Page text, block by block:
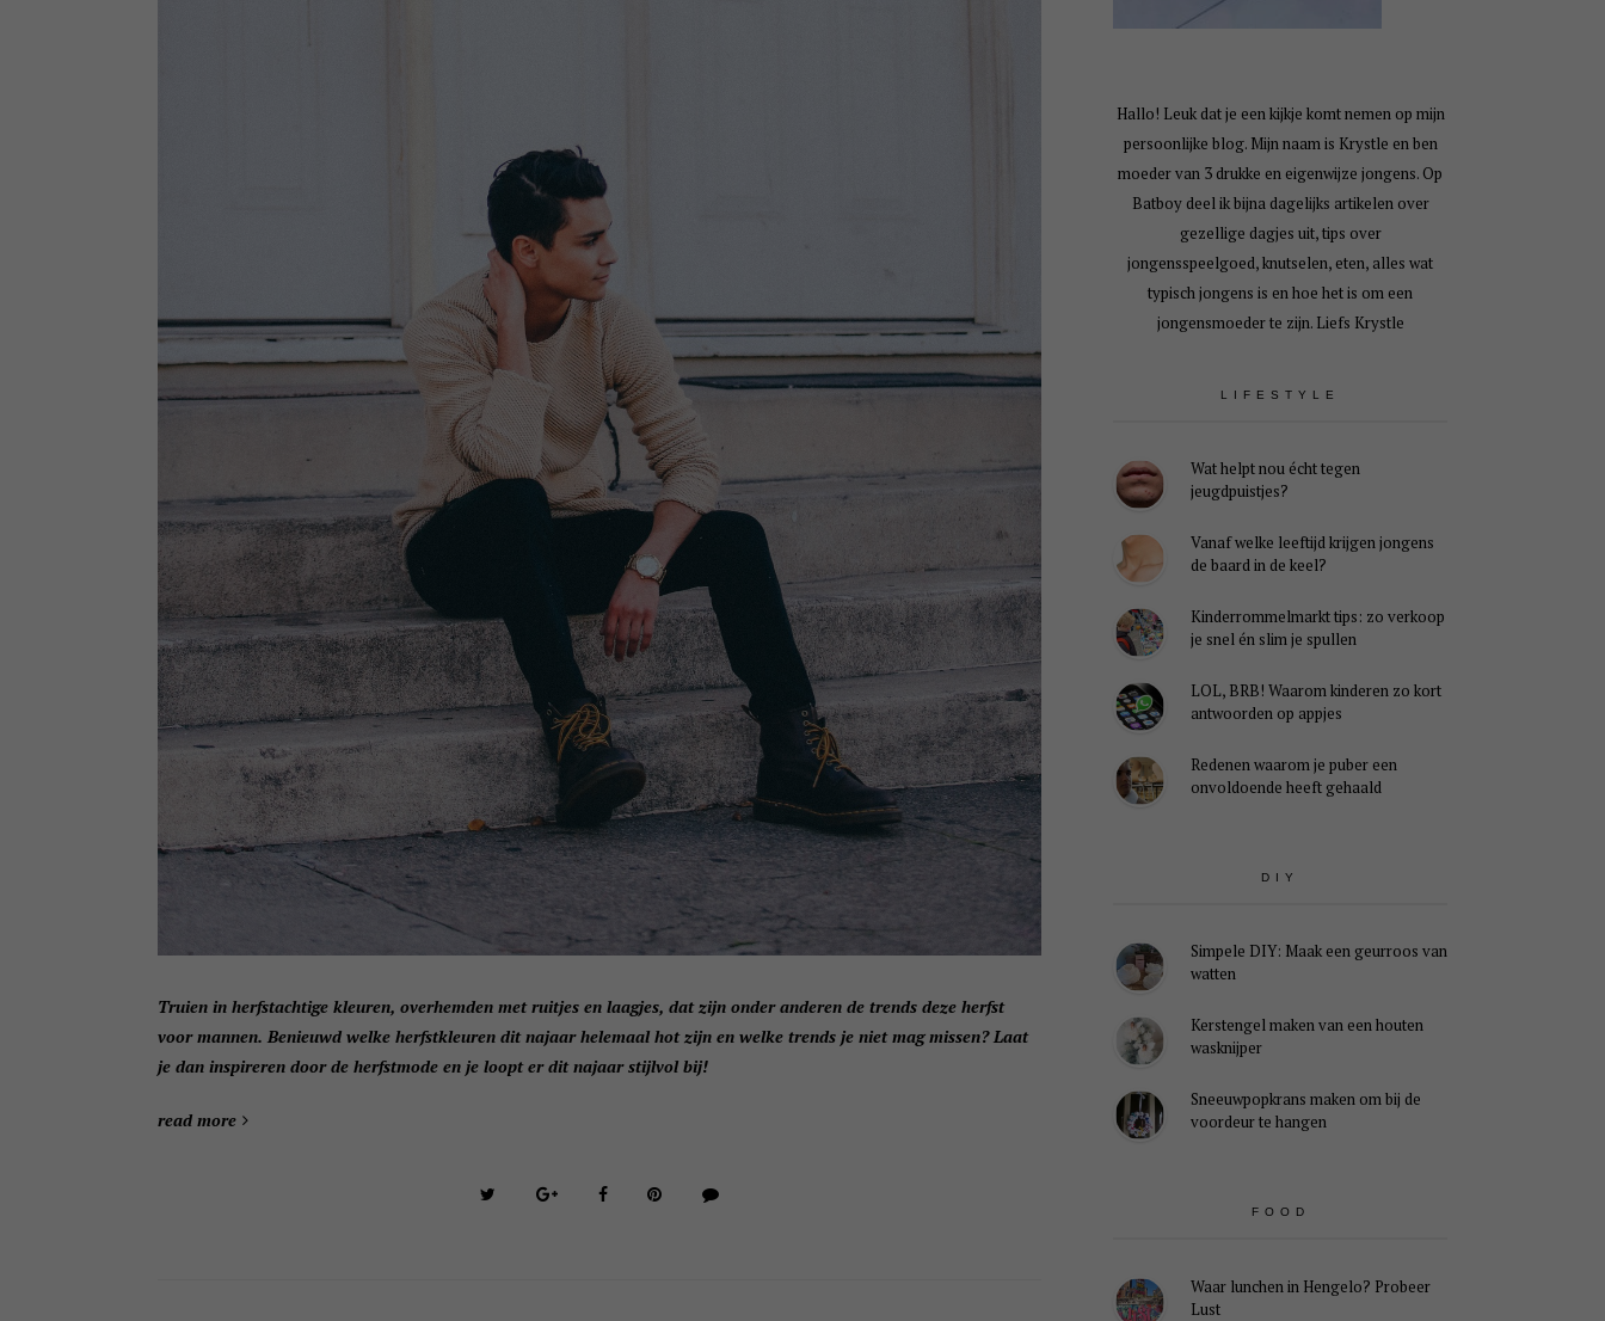
Truien in herfstachtige kleuren, overhemden met ruitjes en laagjes, dat zijn onder anderen de trends deze herfst
voor mannen. Benieuwd welke herfstkleuren dit najaar helemaal hot zijn en welke trends je niet mag missen? Laat
je dan inspireren door de herfstmode en je loopt er dit najaar stijlvol bij!
read more
Hallo! Leuk dat je een kijkje komt nemen op mijn
persoonlijke blog. Mijn naam is Krystle en ben
moeder van 3 drukke en eigenwijze jongens. Op
Batboy deel ik bijna dagelijks artikelen over
gezellige dagjes uit, tips over
jongensspeelgoed, knutselen, eten, alles wat
typisch jongens is en hoe het is om een
jongensmoeder te zijn. Liefs Krystle
LIFESTYLE
Wat helpt nou écht tegen
jeugdpuistjes?
Vanaf welke leeftijd krijgen jongens
de baard in de keel?
Kinderrommelmarkt tips: zo verkoop
je snel én slim je spullen
LOL, BRB! Waarom kinderen zo kort
antwoorden op appjes
Redenen waarom je puber een
onvoldoende heeft gehaald
DIY
Simpele DIY: Maak een geurroos van
watten
Kerstengel maken van een houten
wasknijper
Sneeuwpopkrans maken om bij de
voordeur te hangen
FOOD
Waar lunchen in Hengelo? Probeer
Lust